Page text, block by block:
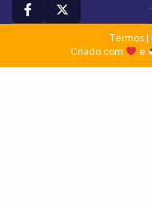
Termos|
Criado com
e